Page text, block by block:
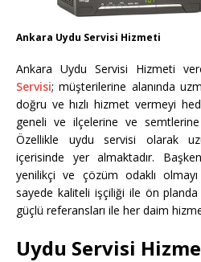
Ankara Uydu Servisi Hizmeti
Ankara Uydu Servisi Hizmeti
Servisi; müşterilerine alanında
doğru ve hızlı hizmet vermeyi
geneli ve ilçelerine ve
Özellikle uydu servisi olarak
içerisinde yer almaktadır.
yenilikçi ve çözüm odaklı
sayede kaliteli işçiliği ile ön
güçlü referansları ile her daim
Uydu Servisi